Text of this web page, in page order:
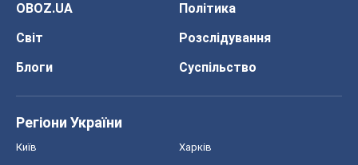
OBOZ.UA
Політика
Світ
Розслідування
Блоги
Суспільство
Регіони України
Київ Харків